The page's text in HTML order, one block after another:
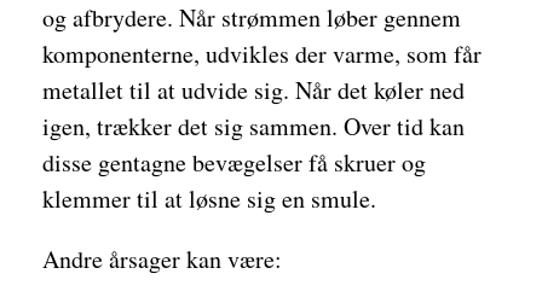
og afbrydere. Når strømmen løber gennem
komponenterne, udvikles der varme, som får
metallet til at udvide sig. Når det køler ned
igen, trækker det sig sammen. Over tid kan
disse gentagne bevægelser få skruer og
klemmer til at løsne sig en smule.
Andre årsager kan være: